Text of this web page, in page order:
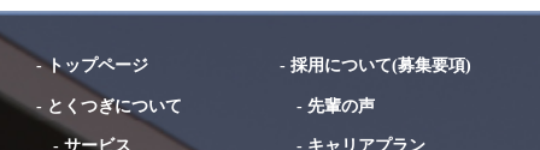
-トップページ
- とくつぎについて
-サービス
-採用について(募集要項)
-先輩の声
- キャリアプラン